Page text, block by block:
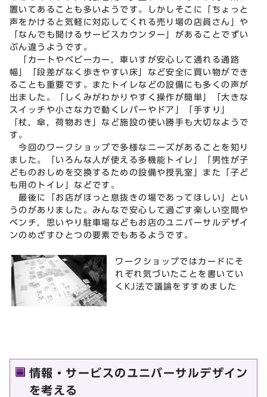
置いてあることも多いようです。しかしそこに「ちょっと
声をかけると気軽に対応してくれる売り場の店員さん」や
「なんでも聞けるサービスカウンター」があることでずい
ぶん違うようです。
「カートやベビーカー，車いすが安心して通れる通路
幅」「段差がなく歩きやすい床」など安全に買い物ができ
ることも重要です。またトイレなどの設備にも多くの声が
出ました。「しくみがわかりやすく操作が簡単」「大きな
スイッチや小さな力で動くレバーやドア」「手すり」
「杖，傘，荷物おき」など施設の使い勝手も大切なようで
す。
今回のワークショップで多様なニーズがあることを知り
ました。「いろんな人が使える多機能トイレ」「男性が子
どものおしめを交換するための設備や授乳室」また「子ど
も用のトイレ」などです。
最後に「お店がほっと息抜きの場であってほしい」とい
うのがありました。みんなで安心して過ごす楽しい空間や
ベンチ，思いやり駐車場などもお店のユニバーサルデザイ
ンのめざすひとつの要素でもあるようです。
ワークショップではカードにそ
れぞれ気づいたことを書いてい
くKJ法で議論をすすめました
情報・サービスのユニバーサルデザイン
を考える